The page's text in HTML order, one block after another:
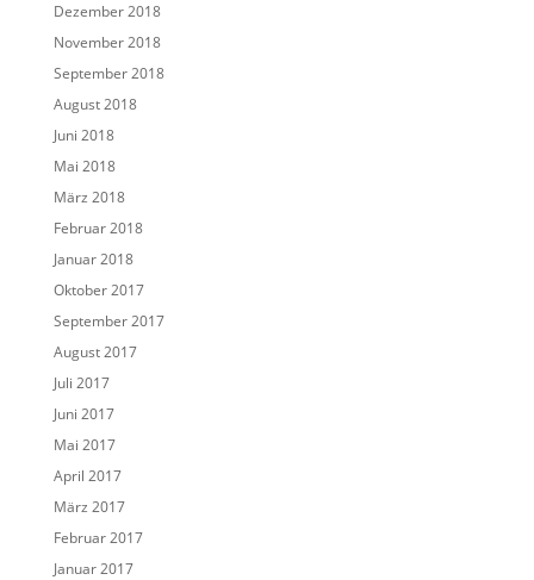
Dezember 2018
November 2018
September 2018
August 2018
Juni 2018
Mai 2018
März 2018
Februar 2018
Januar 2018
Oktober 2017
September 2017
August 2017
Juli 2017
Juni 2017
Mai 2017
April 2017
März 2017
Februar 2017
Januar 2017